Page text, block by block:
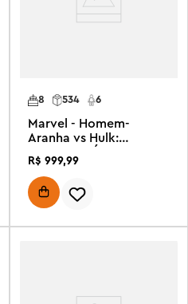
6
8 534
Marvel - Homem-
Aranha vs Hulk:
R$ 999,99